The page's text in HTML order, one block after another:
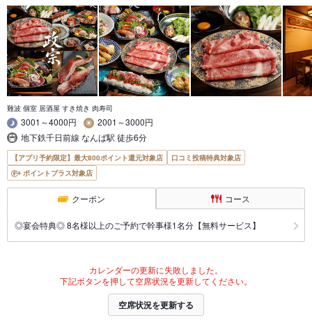
難波 個室 居酒屋 すき焼き 肉寿司
3001～4000円
2001～3000円
地下鉄千日前線 なんば駅 徒歩6分
【アプリ予約限定】最大800ポイント還元対象店
口コミ投稿特典対象店
ポイントプラス対象店
クーポン コース
◎宴会特典◎ 8名様以上のご予約で幹事様1名分【無料サービス】
カレンダーの更新に失敗しました。
下記ボタンを押して空席状況を更新してください。
空席状況を更新する